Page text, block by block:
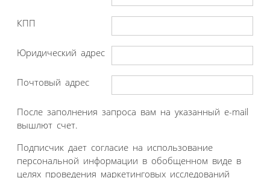
КПП
Юридический адрес
Почтовый адрес
После заполнения запроса вам на указанный e-mail
вышлют счет.
Подписчик дает согласие на использование
персональной информации в обобщенном виде в
целях проведения маркетинговых исследований